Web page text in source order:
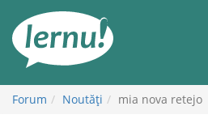
conținut
Forum Noutăţi mia nova retejo